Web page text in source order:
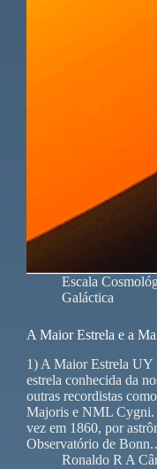
Escala
Galáctica
A Maior Estrela e a
1) A Maior Estrela UY
estrela conhecida da
outras recordistas
Majoris e NML Cygni.
vez em 1860, por
Observatório de
Ronaldo R A